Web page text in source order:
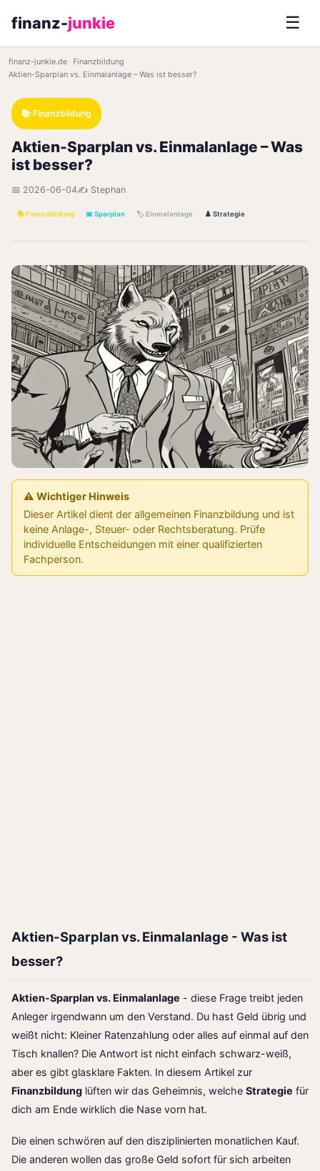
finanz-junkie ☰
finanz-junkie.de Finanzbildung
Aktien-Sparplan vs. Einmalanlage – Was ist besser?
📚 Finanzbildung
Aktien-Sparplan vs. Einmalanlage – Was
ist besser?
📅 2026-06-04✍️ Stephan
📚 Finanzbildung 📅 Sparplan 🏷️ Einmalanlage ♟️ Strategie
⚠️ Wichtiger Hinweis
Dieser Artikel dient der allgemeinen Finanzbildung und ist
keine Anlage-, Steuer- oder Rechtsberatung. Prüfe
individuelle Entscheidungen mit einer qualifizierten
Fachperson.
Aktien-Sparplan vs. Einmalanlage - Was ist
besser?
Aktien-Sparplan vs. Einmalanlage - diese Frage treibt jeden
Anleger irgendwann um den Verstand. Du hast Geld übrig und
weißt nicht: Kleiner Ratenzahlung oder alles auf einmal auf den
Tisch knallen? Die Antwort ist nicht einfach schwarz-weiß,
aber es gibt glasklare Fakten. In diesem Artikel zur
Finanzbildung lüften wir das Geheimnis, welche Strategie für
dich am Ende wirklich die Nase vorn hat.
Die einen schwören auf den disziplinierten monatlichen Kauf.
Die anderen wollen das große Geld sofort für sich arbeiten